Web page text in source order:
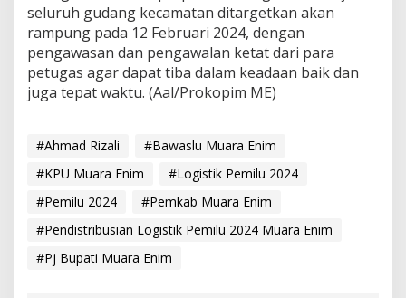
m
a
t
a
n
seluruh gudang kecamatan ditargetkan akan
rampung pada 12 Februari 2024, dengan
pengawasan dan pengawalan ketat dari para
petugas agar dapat tiba dalam keadaan baik dan
juga tepat waktu. (Aal/Prokopim ME)
#Ahmad Rizali
#Bawaslu Muara Enim
#KPU Muara Enim
#Logistik Pemilu 2024
#Pemilu 2024
#Pemkab Muara Enim
#Pendistribusian Logistik Pemilu 2024 Muara Enim
#Pj Bupati Muara Enim